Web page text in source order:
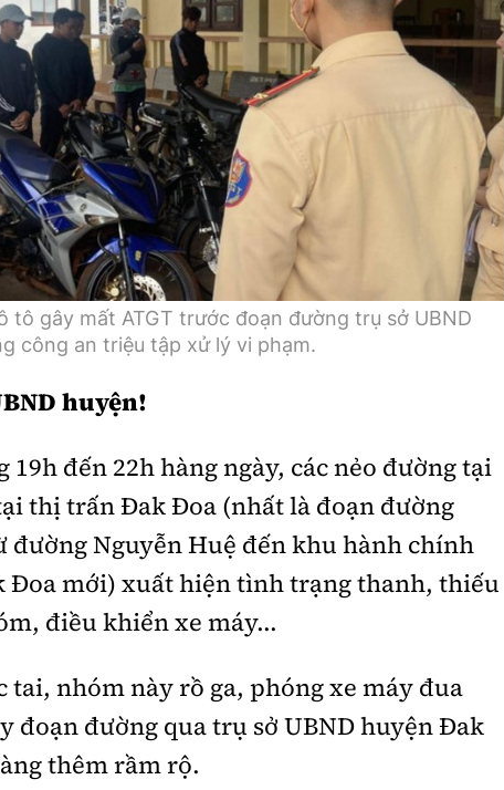
Bình luận
Hậu trường sao
360 độ thể thao
Sản phẩm mới
Video
Thời sự
Khám phá
Camera giao thông
Câu chuyện giao thông
Lăng kính xây dựng
Giải trí - Thể thao
tô gây mất ATGT trước đoạn đường trụ sở UBND
công an triệu tập xử lý vi phạm.
huyện!
đến 22h hàng ngày, các nẻo đường tại
thị trấn Đak Đoa (nhất là đoạn đường
đường Nguyễn Huệ đến khu hành chính
Đoa mới) xuất hiện tình trạng thanh, thiếu
điều khiển xe máy...
tai, nhóm này rồ ga, phóng xe máy đua
đoạn đường qua trụ sở UBND huyện Đak
thêm rầm rộ.